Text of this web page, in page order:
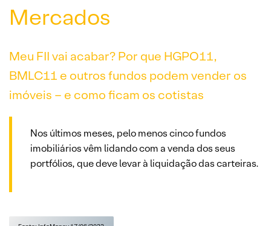
Mercados
Meu FII vai acabar? Por que HGPO11,
BMLC11 e outros fundos podem vender os
imóveis – e como ficam os cotistas
Nos últimos meses, pelo menos cinco fundos
imobiliários vêm lidando com a venda dos seus
portfólios, que deve levar à liquidação das carteiras.